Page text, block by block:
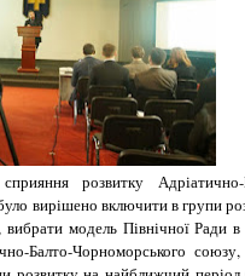
розвитку Адріатично-
вирішено включити в групи
вибрати модель Північної Ради в
Балто-Чорноморського